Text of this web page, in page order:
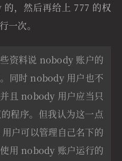
，然后再给上 777 的权
一次。
资料说 nobody 账户的
同时 nobody 用户也不
且 nobody 用户应当只
程序。但我认为这一点
户可以管理自己名下的
用 nobody 账户运行的